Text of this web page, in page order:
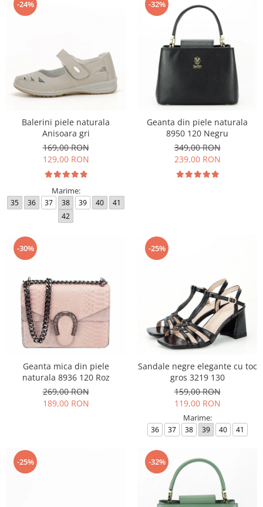
-24%
Balerini piele naturala
Anisoara gri
169,00 RON
129,00 RON
Marime:
35 36 37 38 39 40
41
42
-32%
Geanta din piele naturala
8950 120 Negru
349,00 RON
239,00 RON
-30%
Geanta mica din piele
naturala 8936 120 Roz
269,00 RON
189,00 RON
-25%
Sandale negre elegante cu toc
gros 3219 130
159,00 RON
119,00 RON
Marime:
36 37 38 39 40 41
-25% -32%